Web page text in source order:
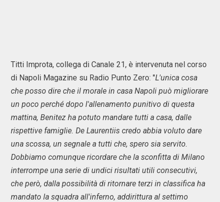
Titti Improta, collega di Canale 21, è intervenuta nel corso
di Napoli Magazine su Radio Punto Zero: "L'unica cosa
che posso dire che il morale in casa Napoli può migliorare
un poco perché dopo l'allenamento punitivo di questa
mattina, Benitez ha potuto mandare tutti a casa, dalle
rispettive famiglie. De Laurentiis credo abbia voluto dare
una scossa, un segnale a tutti che, spero sia servito.
Dobbiamo comunque ricordare che la sconfitta di Milano
interrompe una serie di undici risultati utili consecutivi,
che però, dalla possibilità di ritornare terzi in classifica ha
mandato la squadra all'inferno, addirittura al settimo